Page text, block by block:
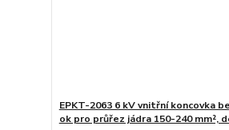
EPKT-2063 6 kV vnitřní koncovka
ok pro průřez jádra 150-240 mm²,